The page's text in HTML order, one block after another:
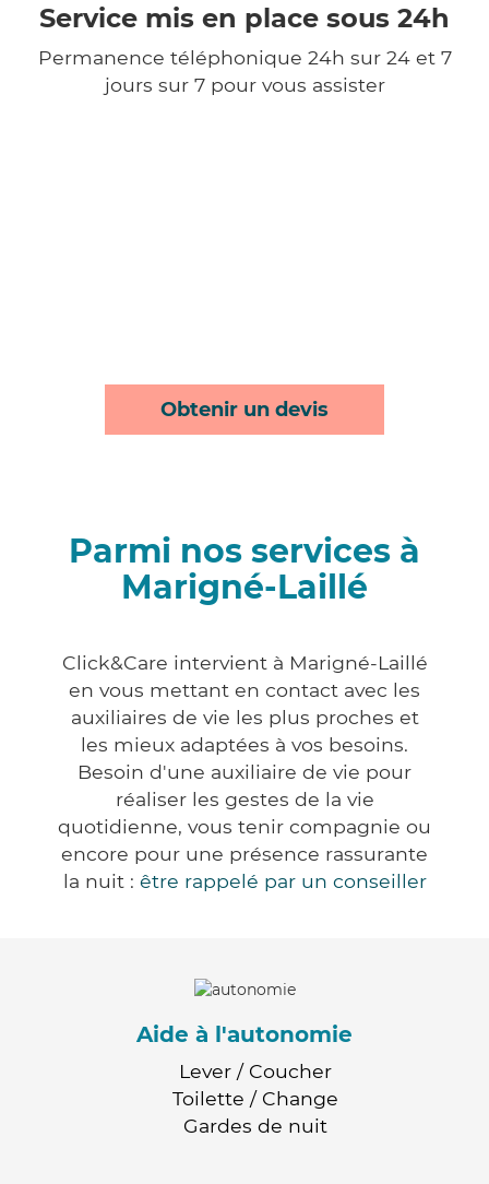
Service mis en place sous 24h
Permanence téléphonique 24h sur 24 et 7
jours sur 7 pour vous assister
Obtenir un devis
Parmi nos services à
Marigné-Laillé
Click&Care intervient à Marigné-Laillé
en vous mettant en contact avec les
auxiliaires de vie les plus proches et
les mieux adaptées à vos besoins.
Besoin d'une auxiliaire de vie pour
réaliser les gestes de la vie
quotidienne, vous tenir compagnie ou
encore pour une présence rassurante
la nuit : être rappelé par un conseiller
Aide à l'autonomie
Lever / Coucher
Toilette / Change
Gardes de nuit